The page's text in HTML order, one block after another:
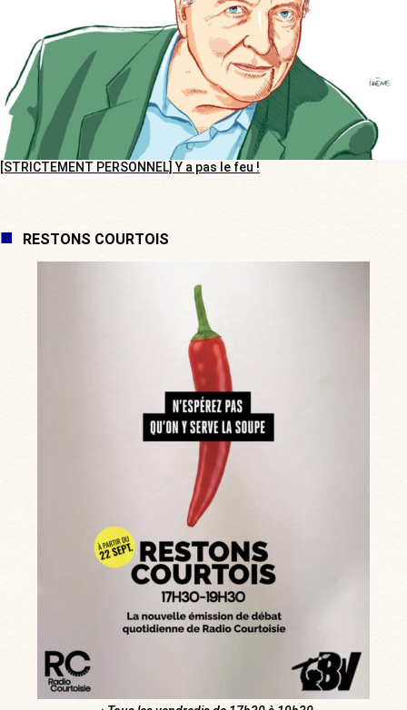
[STRICTEMENT PERSONNEL] Y a pas le feu !
RESTONS COURTOIS